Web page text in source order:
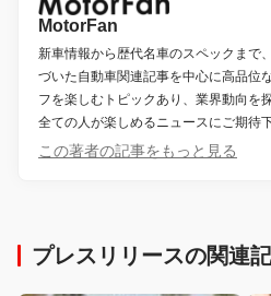
MotorFan
新車情報から歴代名車のスペックまで
づいた自動車関連記事を中心に高品位
フを楽しむトピックあり、業界動向を
全ての人が楽しめるニュースにご期待下
この著者の記事をもっと見る
プレスリリースの関連